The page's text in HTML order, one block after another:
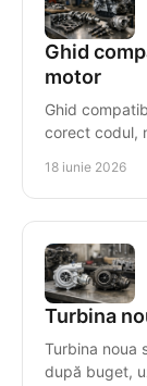
Ghid
motor
Ghid
corect codul,
18 iunie 2026
Turbina
Turbina noua
după buget,